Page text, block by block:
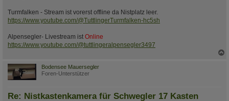
Turmfalken - Stream ist vorerst offline da Nistplatz leer.
https://www.youtube.com/@TuttlingerTurmfalken-hc5sh
Alpensegler- Livestream ist Online
https://www.youtube.com/@tuttlingeralpensegler3497
Bodensee Mauersegler
Foren-Unterstützer
Re: Nistkastenkamera für Schwegler 17 Kasten